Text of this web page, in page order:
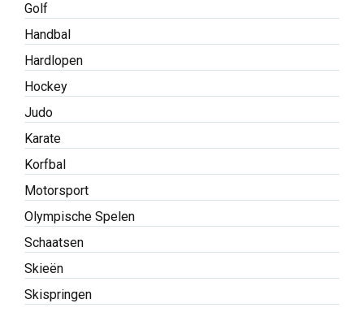
Golf
Handbal
Hardlopen
Hockey
Judo
Karate
Korfbal
Motorsport
Olympische Spelen
Schaatsen
Skieën
Skispringen